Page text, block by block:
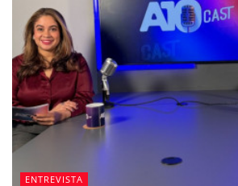
ENTREVISTA